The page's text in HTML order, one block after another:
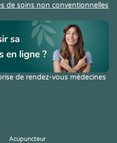
de soins non conventionnelles
de rendez-vous médecines
Acupuncteur